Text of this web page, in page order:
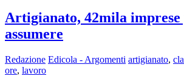
Artigianato, 42mila imprese
assumere
Redazione Edicola - Argomenti artigianato,
ore, lavoro